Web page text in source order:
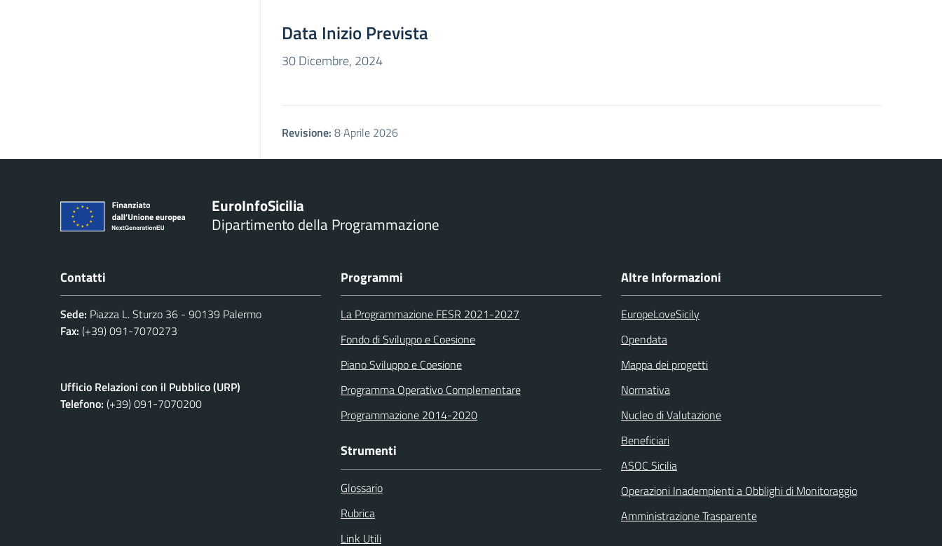
Data Inizio Prevista
30 Dicembre, 2024
Revisione: 8 Aprile 2026
EuroInfoSicilia
Dipartimento della Programmazione
Contatti
Sede: Piazza L. Sturzo 36 - 90139 Palermo
Fax: (+39) 091-7070273
Ufficio Relazioni con il Pubblico (URP)
Telefono: (+39) 091-7070200
Programmi
La Programmazione FESR 2021-2027
Fondo di Sviluppo e Coesione
Piano Sviluppo e Coesione
Programma Operativo Complementare
Programmazione 2014-2020
Strumenti
Glossario
Rubrica
Link Utili
Altre Informazioni
EuropeLoveSicily
Opendata
Mappa dei progetti
Normativa
Nucleo di Valutazione
Beneficiari
ASOC Sicilia
Operazioni Inadempienti a Obblighi di Monitoraggio
Amministrazione Trasparente